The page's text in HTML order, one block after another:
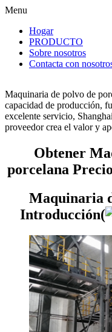
Menu
Hogar
PRODUCTO
Sobre nosotros
Contacta con
Maquinaria de polvo de
capacidad de producción,
excelente servicio,
proveedor crea el valor y
Obtener
porcelana
Maquinaria
Introducción(